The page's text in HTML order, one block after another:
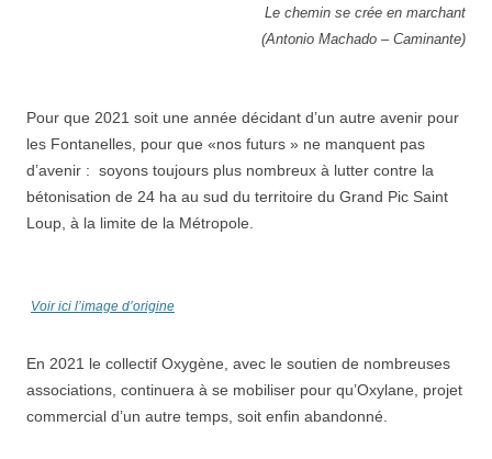
Le chemin se crée en marchant
(Antonio Machado – Caminante)
Pour que 2021 soit une année décidant d’un autre avenir pour
les Fontanelles, pour que «nos futurs » ne manquent pas
d’avenir : soyons toujours plus nombreux à lutter contre la
bétonisation de 24 ha au sud du territoire du Grand Pic Saint
Loup, à la limite de la Métropole.
Voir ici l’image d’origine
En 2021 le collectif Oxygène, avec le soutien de nombreuses
associations, continuera à se mobiliser pour qu’Oxylane, projet
commercial d’un autre temps, soit enfin abandonné.